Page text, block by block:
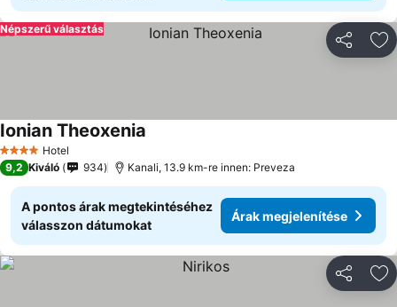
Népszerű választás
4 KategóriaHotel
Ionian Theoxenia
9,2 Kiváló 934 Kanali, 13.9 km-re innen: Preveza
A pontos árak megtekintéséhez
válasszon dátumokat
Árak megjelenítése